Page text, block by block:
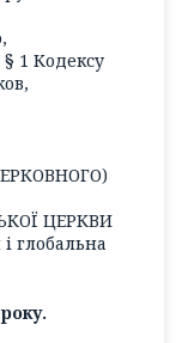
1 Кодексу
ЦЕРКВИ
глобальна